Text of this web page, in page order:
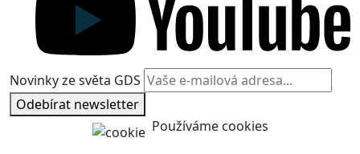
Novinky ze světa GDS
Odebírat newsletter
Používáme cookies